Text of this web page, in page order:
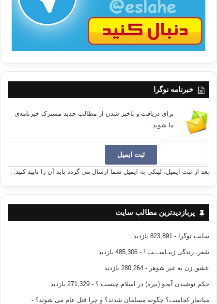
خبرنامه نوگرا
برای دریافت و باخبر شدن از مطالب جدید مشترک خبرنامه‌ی
ما شوید.
بعد از ثبت ایمیل، لینکی به ایمیل شما ارسال می گردد باید آن را تایید کنید.
پربازدیدترین مطالب سایت
سایت نوگرا - 823,891 بازدید
شعر، زندگی زیبـاســـت ! - 485,306 بازدید
عشق زن به غیر شوهر - 280,264 بازدید
حکم نوشیدن آبجو (بیره) در اسلام چیست ؟ - 271,329 بازدید
میانمار کجاست؟ چگونه مسلمان شدند؟ و چرا قتل عام می شوند؟ -